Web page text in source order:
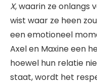
X, waarin ze onlangs
wist waar ze heen
een emotioneel
Axel en Maxine een
hoewel hun relatie
staat, wordt het